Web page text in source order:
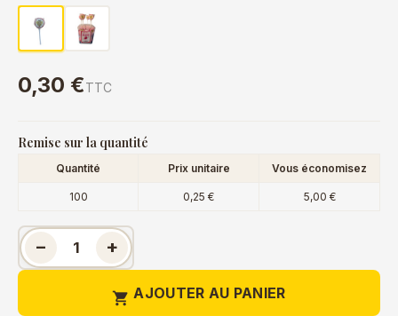
0,30 €TTC
Remise sur la quantité
Quantité Prix unitaire Vous économisez
100 0,25 € 5,00 €
− +
 AJOUTER AU PANIER